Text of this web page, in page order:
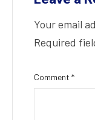
Your email
Required
Comment *